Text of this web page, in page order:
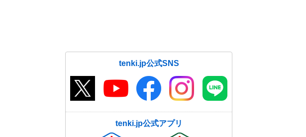
tenki.jp公式SNS
tenki.jp公式アプリ